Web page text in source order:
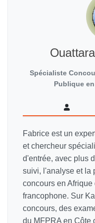
Spécialiste
Publique
Fabrice est un
et chercheur
d'entrée, avec plus
suivi, l'analyse et la
concours en
francophone. Sur
concours, des
du MFPRA en Côte